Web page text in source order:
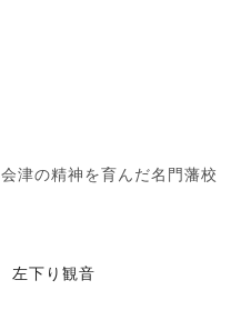
会津の精神を育んだ名門藩校
左下り観音